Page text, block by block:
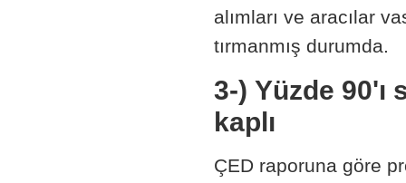
alımları ve aracılar
tırmanmış durumda.
3-)Yüzde 90'ı
kaplı
ÇED raporuna göre